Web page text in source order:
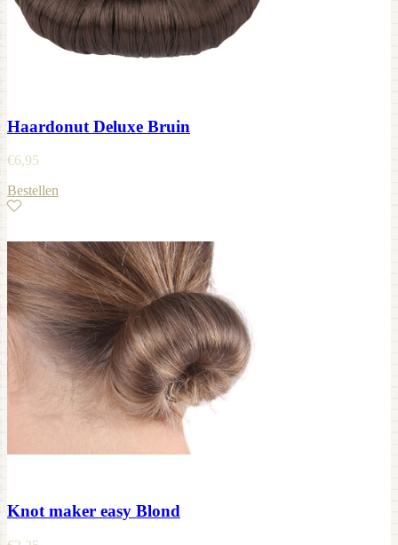
Haardonut Deluxe Bruin
€6,95
Bestellen
Knot maker easy Blond